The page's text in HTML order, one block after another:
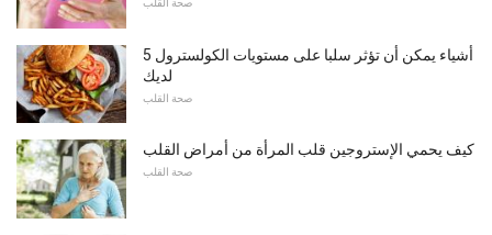
صحة القلب
5 أشياء يمكن أن تؤثر سلبا على مستويات الكولسترول
لديك
صحة القلب
كيف يحمي الإستروجين قلب المرأة من أمراض القلب
صحة القلب